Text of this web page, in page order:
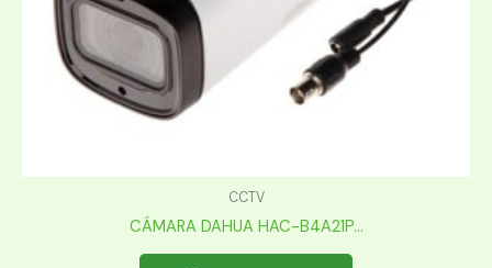
CCTV
CÁMARA DAHUA HAC-B4A21P...